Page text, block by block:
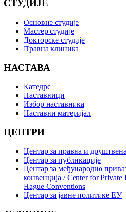
СТУДИЈЕ
Основне студије
Мастер студије
Докторске студије
Правна клиника
НАСТАВА
Катедре
Наставници
Избор наставника
Наставни материјал
ЦЕНТРИ
Центар за правна и
Центар за публикације
Центар за међународно
конвенција / Center for
Hague Conventions
Центар за јавне политике ЕУ